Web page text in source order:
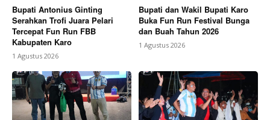
Bupati Antonius Ginting
Serahkan Trofi Juara Pelari
Tercepat Fun Run FBB
Kabupaten Karo
1 Agustus 2026
Bupati dan Wakil Bupati Karo
Buka Fun Run Festival Bunga
dan Buah Tahun 2026
1 Agustus 2026